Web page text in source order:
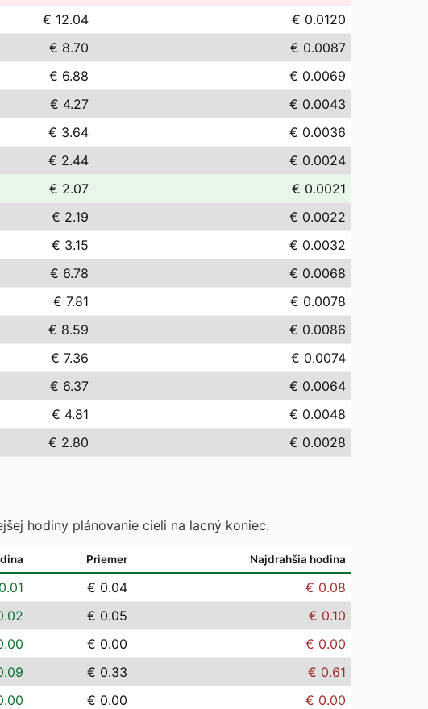
€ 12.04
€ 0.0120
€ 8.70
€ 0.0087
€ 6.88
€ 0.0069
€ 4.27
€ 0.0043
€ 3.64
€ 0.0036
€ 2.44
€ 0.0024
€ 2.07
€ 0.0021
€ 2.19
€ 0.0022
€ 3.15
€ 0.0032
€ 6.78
€ 0.0068
€ 7.81
€ 0.0078
€ 8.59
€ 0.0086
€ 7.36
€ 0.0074
€ 6.37
€ 0.0064
€ 4.81
€ 0.0048
€ 2.80 € 0.0028
hodiny plánovanie cieli na lacný koniec.
Priemer Najdrahšia hodina
€ 0.04
€ 0.08
€ 0.05
€ 0.10
€ 0.00
€ 0.00
€ 0.33
€ 0.61
€ 0.00
€ 0.00